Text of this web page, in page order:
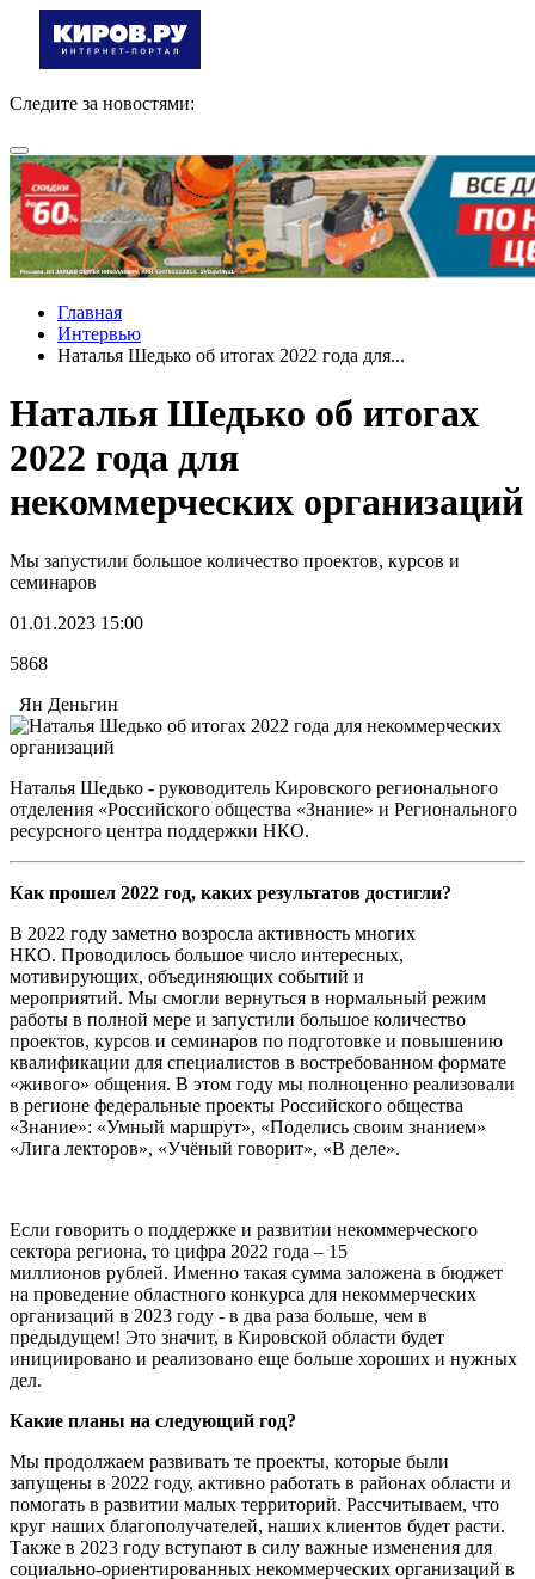
Следите за новостями:
Главная
Интервью
Наталья Шедько об итогах 2022 года для...
Наталья Шедько об итогах
2022 года для
некоммерческих организаций
Мы запустили большое количество проектов, курсов и
семинаров
01.01.2023 15:00
5868
Ян Деньгин
Наталья Шедько - руководитель Кировского регионального
отделения «Российского общества «Знание» и Регионального
ресурсного центра поддержки НКО.
Как прошел 2022 год, каких результатов достигли?
В 2022 году заметно возросла активность многих
НКО. Проводилось большое число интересных,
мотивирующих, объединяющих событий и
мероприятий. Мы смогли вернуться в нормальный режим
работы в полной мере и запустили большое количество
проектов, курсов и семинаров по подготовке и повышению
квалификации для специалистов в востребованном формате
«живого» общения. В этом году мы полноценно реализовали
в регионе федеральные проекты Российского общества
«Знание»: «Умный маршрут», «Поделись своим знанием»
«Лига лекторов», «Учёный говорит», «В деле».
Если говорить о поддержке и развитии некоммерческого
сектора региона, то цифра 2022 года – 15
миллионов рублей. Именно такая сумма заложена в бюджет
на проведение областного конкурса для некоммерческих
организаций в 2023 году - в два раза больше, чем в
предыдущем! Это значит, в Кировской области будет
инициировано и реализовано еще больше хороших и нужных
дел.
Какие планы на следующий год?
Мы продолжаем развивать те проекты, которые были
запущены в 2022 году, активно работать в районах области и
помогать в развитии малых территорий. Рассчитываем, что
круг наших благополучателей, наших клиентов будет расти.
Также в 2023 году вступают в силу важные изменения для
социально-ориентированных некоммерческих организаций в